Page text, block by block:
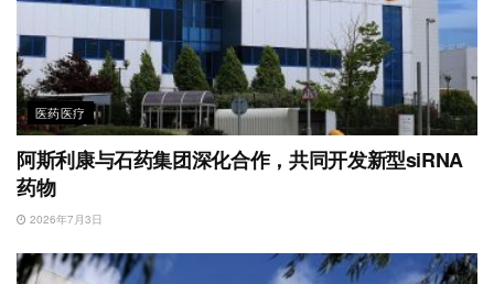
医药医疗
阿斯利康与石药集团深化合作，共同开发新型siRNA
药物
2026年7月3日